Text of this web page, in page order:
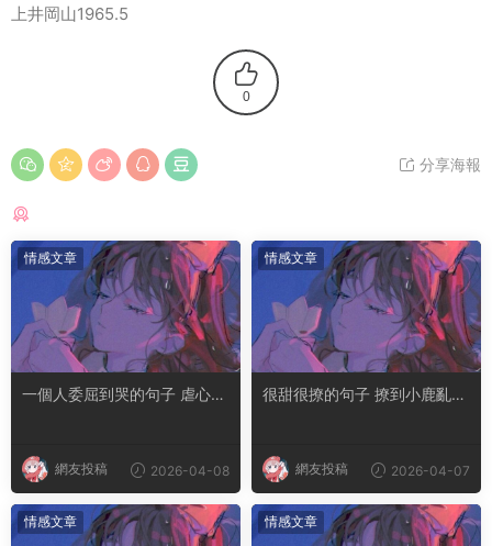
上井岡山1965.5
0
分享海報
情感文章
一個人委屈到哭的句子 虐心到
網友投稿 2026-04-08
情感文章
很甜很撩的句子 撩到小鹿亂撞
網友投稿 2026-04-07
情感文章 情感文章